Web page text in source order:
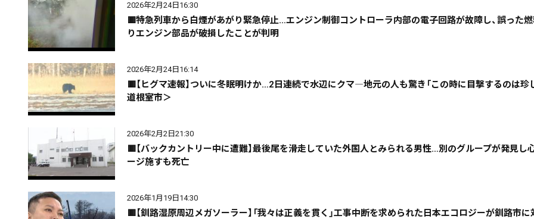
2026年2月24日16:30
🟥特急列車から白煙があがり緊急停止…エンジン制御コントローラ内部の電子回路が故障し、誤った
りエンジン部品が破損したことが判明
2026年2月24日16:14
🟥【ヒグマ速報】ついに冬眠明けか…2日連続で水辺にクマ―地元の人も驚き「この時に目撃するのは珍
道根室市＞
2026年2月2日21:30
🟥【バックカントリー中に遭難】最後尾を滑走していた外国人とみられる男性…別のグループが発見し
ージ施すも死亡
2026年1月19日14:30
🟥【釧路湿原周辺メガソーラー】「我々は正義を貫く」工事中断を求められた日本エコロジーが釧路市
カテゴリ 事件・事故 社会 政治 道内経済 くらし・医療 エンタメ・スポーツ
エリア 道北
期間を絞る
カテゴリで絞る 地域で絞る キーワードで